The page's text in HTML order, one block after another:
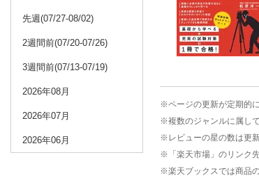
先週(07/27-08/02)
2週間前(07/20-07/26)
3週間前(07/13-07/19)
2026年08月
2026年07月
2026年06月
※ページの更新が定期的
※複数のジャンルに属し
※レビューの星の数は更
※「楽天市場」のリンク
※楽天ブックスでは商品